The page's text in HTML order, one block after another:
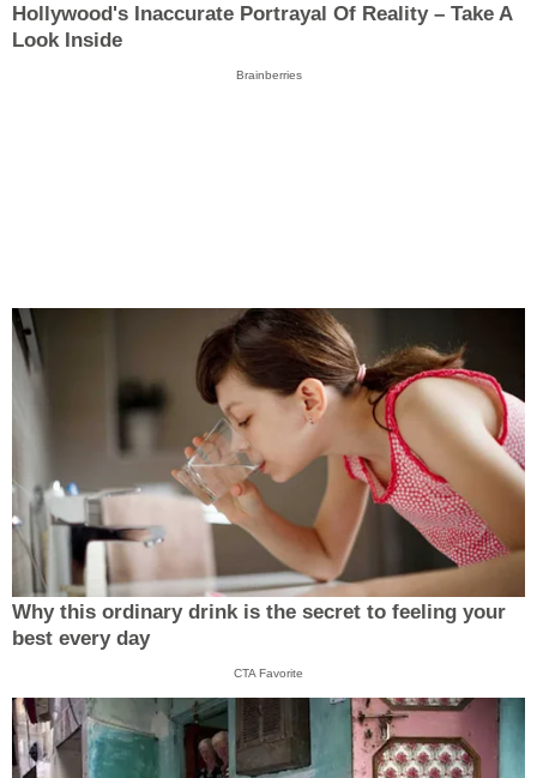
Hollywood's Inaccurate Portrayal Of Reality – Take A
Look Inside
Brainberries
Why this ordinary drink is the secret to feeling your
best every day
CTA Favorite